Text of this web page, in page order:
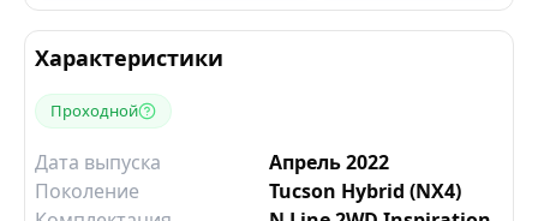
Характеристики
Проходной
Дата выпуска
Апрель 2022
Поколение
Tucson Hybrid (NX4)